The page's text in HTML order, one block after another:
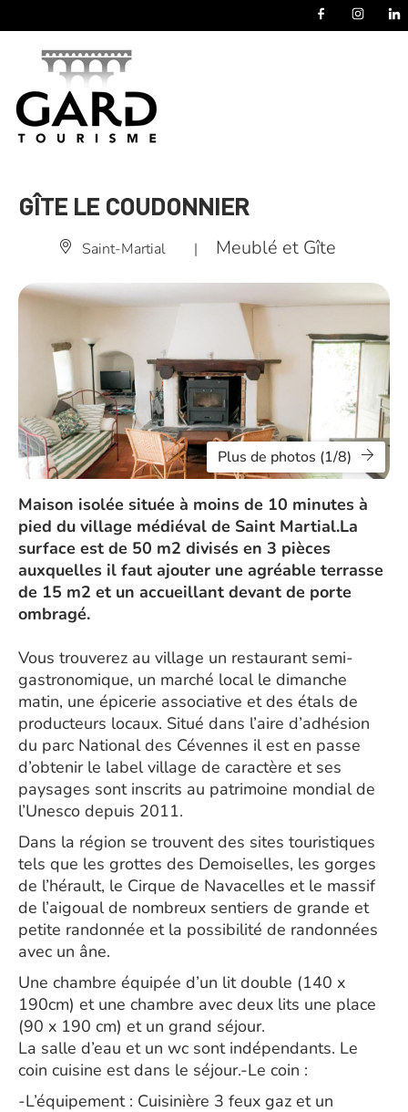
GÎTE LE COUDONNIER
Saint-Martial | Meublé et Gîte
Plus de photos (1/8)
Maison isolée située à moins de 10 minutes à
pied du village médiéval de Saint Martial.La
surface est de 50 m2 divisés en 3 pièces
auxquelles il faut ajouter une agréable terrasse
de 15 m2 et un accueillant devant de porte
ombragé.
Vous trouverez au village un restaurant semi-
gastronomique, un marché local le dimanche
matin, une épicerie associative et des étals de
producteurs locaux. Situé dans l’aire d’adhésion
du parc National des Cévennes il est en passe
d’obtenir le label village de caractère et ses
paysages sont inscrits au patrimoine mondial de
l’Unesco depuis 2011.
Dans la région se trouvent des sites touristiques
tels que les grottes des Demoiselles, les gorges
de l’hérault, le Cirque de Navacelles et le massif
de l’aigoual de nombreux sentiers de grande et
petite randonnée et la possibilité de randonnées
avec un âne.
Une chambre équipée d’un lit double (140 x
190cm) et une chambre avec deux lits une place
(90 x 190 cm) et un grand séjour.
La salle d’eau et un wc sont indépendants. Le
coin cuisine est dans le séjour.-​Le coin :
-​L’équipement : Cuisinière 3 feux gaz et un